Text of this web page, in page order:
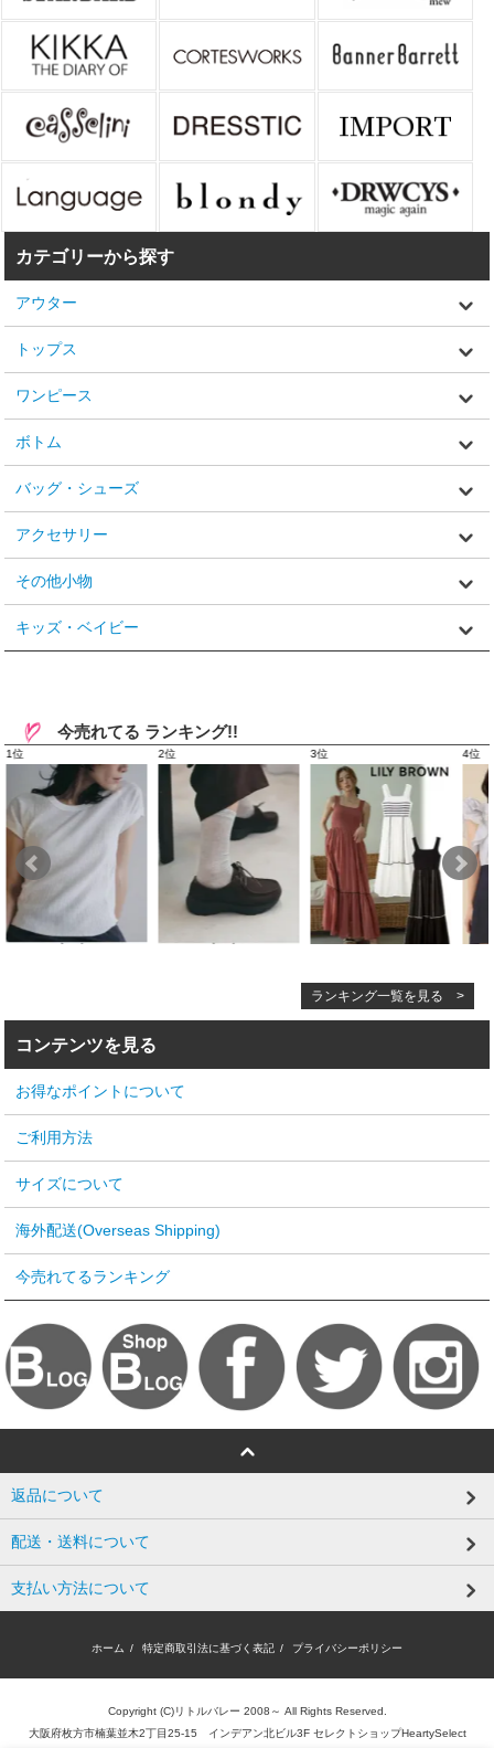
カテゴリーから探す
アウター
トップス
ワンピース
ボトム
バッグ・シューズ
アクセサリー
その他小物
キッズ・ベイビー
今売れてる ランキング!!
ランキング一覧を見る >
コンテンツを見る
お得なポイントについて
ご利用方法
サイズについて
海外配送(Overseas Shipping)
今売れてるランキング
返品について
配送・送料について
支払い方法について
ホーム / 特定商取引法に基づく表記 / プライバシーポリシー
Copyright (C)リトルバレー 2008～ All Rights Reserved.
大阪府枚方市楠葉並木2丁目25-15 インデアン北ビル3F セレクトショップHeartySelect